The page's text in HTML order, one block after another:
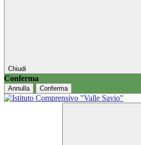
Chiudi
Conferma
Annulla Conferma